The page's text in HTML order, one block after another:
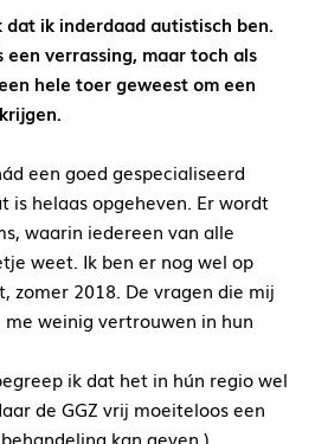
dat ik inderdaad autistisch ben.
verrassing, maar toch als
hele toer geweest om een
een goed gespecialiseerd
is helaas opgeheven. Er wordt
waarin iedereen van alle
weet. Ik ben er nog wel op
zomer 2018. De vragen die mij
weinig vertrouwen in hun
ik dat het in hún regio wel
de GGZ vrij moeiteloos een
kan geven.)